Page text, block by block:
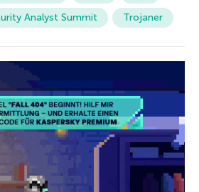
Analyst Summit Trojaner